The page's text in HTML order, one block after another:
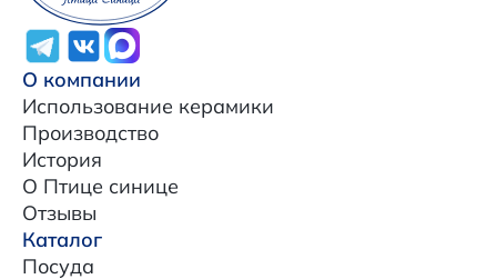
О компании
Использование керамики
Производство
История
О Птице синице
Отзывы
Каталог
Посуда